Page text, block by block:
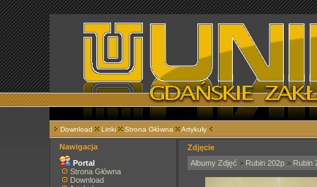
Download Linki Strona Główna Artykuły
Nawigacja
Portal
Strona Główna
Download
Zdjęcie
Albumy Zdjęć > Rubin 202p > Rubin